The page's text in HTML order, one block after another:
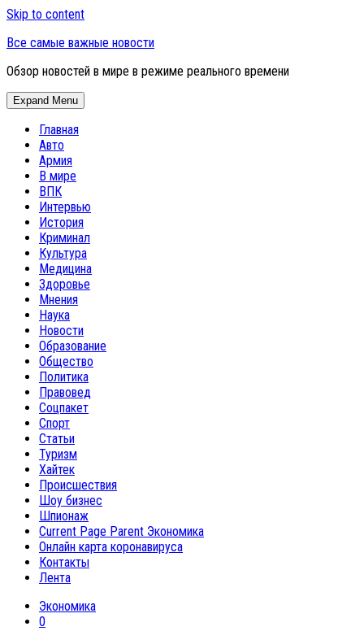
Skip to content
Все самые важные новости
Обзор новостей в мире в режиме реального времени
Expand Menu
Главная
Авто
Армия
В мире
ВПК
Интервью
История
Криминал
Культура
Медицина
Здоровье
Мнения
Наука
Новости
Образование
Общество
Политика
Правовед
Соцпакет
Спорт
Статьи
Туризм
Хайтек
Происшествия
Шоу бизнес
Шпионаж
Current Page Parent Экономика
Онлайн карта коронавируса
Контакты
Лента
Экономика
0